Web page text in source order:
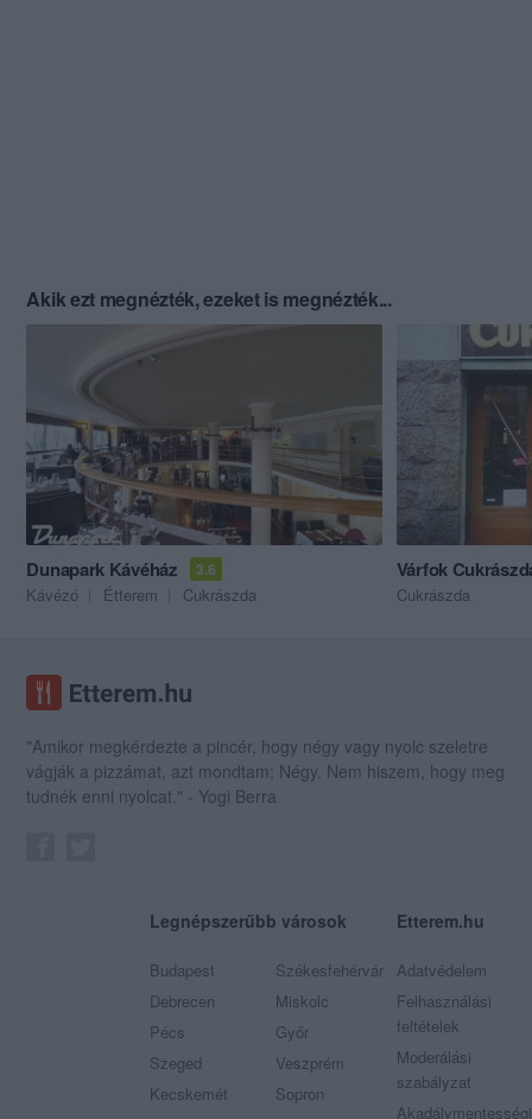
Akik ezt megnézték, ezeket is megnézték...
Dunapark Kávéház 3.6
Kávézó Étterem Cukrászda
Várfok
Cukrászda
"Amikor megkérdezte a pincér, hogy négy vagy nyolc szeletre
vágják a pizzámat, azt mondtam; Négy. Nem hiszem, hogy meg
tudnék enni nyolcat." - Yogi Berra
Legnépszerűbb városok
Budapest
Debrecen
Pécs
Szeged
Kecskemét
Székesfehérvár
Miskolc
Győr
Veszprém
Sopron
Etterem.hu
Adatvédelem
Felhasználási
feltételek
Moderálási
szabályzat
Akadálymentességi